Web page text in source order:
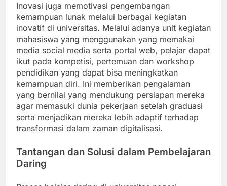
Inovasi juga memotivasi pengembangan
kemampuan lunak melalui berbagai kegiatan
inovatif di universitas. Melalui adanya unit kegiatan
mahasiswa yang menggunakan yang memakai
media social media serta portal web, pelajar dapat
ikut pada kompetisi, pertemuan dan workshop
pendidikan yang dapat bisa meningkatkan
kemampuan diri. Ini memberikan pengalaman
yang bernilai yang mendukung persiapan mereka
agar memasuki dunia pekerjaan setelah graduasi
serta menjadikan mereka lebih adaptif terhadap
transformasi dalam zaman digitalisasi.
Tantangan dan Solusi dalam Pembelajaran
Daring